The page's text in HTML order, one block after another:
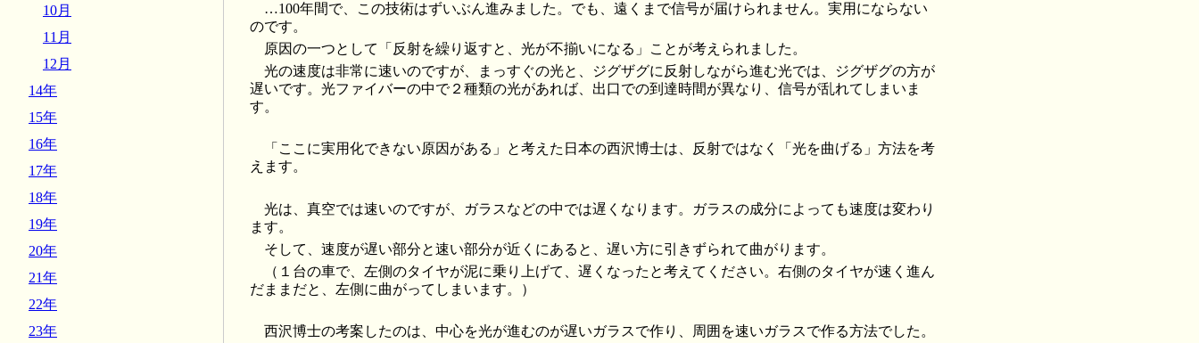
…100年間で、この技術はずいぶん進みました。でも、遠くまで信号が届けられません。実用にならない
のです。
原因の一つとして「反射を繰り返すと、光が不揃いになる」ことが考えられました。
光の速度は非常に速いのですが、まっすぐの光と、ジグザグに反射しながら進む光では、ジグザグの方が
遅いです。光ファイバーの中で２種類の光があれば、出口での到達時間が異なり、信号が乱れてしまいま
す。
「ここに実用化できない原因がある」と考えた日本の西沢博士は、反射ではなく「光を曲げる」方法を考
えます。
光は、真空では速いのですが、ガラスなどの中では遅くなります。ガラスの成分によっても速度は変わり
ます。
そして、速度が遅い部分と速い部分が近くにあると、遅い方に引きずられて曲がります。
（１台の車で、左側のタイヤが泥に乗り上げて、遅くなったと考えてください。右側のタイヤが速く進ん
だままだと、左側に曲がってしまいます。）
西沢博士の考案したのは、中心を光が進むのが遅いガラスで作り、周囲を速いガラスで作る方法でした。
10月
11月
12月
14年
15年
16年
17年
18年
19年
20年
21年
22年
23年